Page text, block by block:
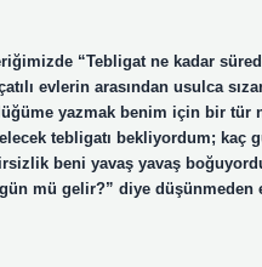
“Tebligat ne kadar
evlerin arasından usulca
yazmak benim için bir tür
tebligatı bekliyordum; kaç
beni yavaş yavaş
mü gelir?” diye